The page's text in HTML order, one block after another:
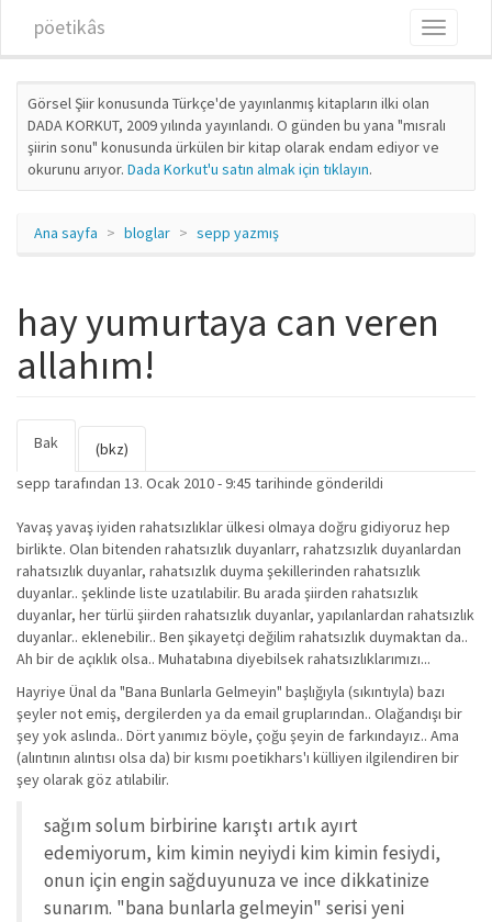
pöetikâs
Toggle
Görsel Şiir konusunda Türkçe'de yayınlanmış kitapların ilki olan
DADA KORKUT, 2009 yılında yayınlandı. O günden bu yana "mısralı
şiirin sonu" konusunda ürkülen bir kitap olarak endam ediyor ve
okurunu arıyor. Dada Korkut'u satın almak için tıklayın.
Ana sayfa bloglar sepp yazmış
hay yumurtaya can veren
allahım!
Birincil sekmeler
Bak
sekme)
(bkz)
sepp tarafından 13. Ocak 2010 - 9:45 tarihinde gönderildi
Yavaş yavaş iyiden rahatsızlıklar ülkesi olmaya doğru gidiyoruz hep
birlikte. Olan bitenden rahatsızlık duyanlarr, rahatzsızlık duyanlardan
rahatsızlık duyanlar, rahatsızlık duyma şekillerinden rahatsızlık
duyanlar.. şeklinde liste uzatılabilir. Bu arada şiirden rahatsızlık
duyanlar, her türlü şiirden rahatsızlık duyanlar, yapılanlardan rahatsızlık
duyanlar.. eklenebilir.. Ben şikayetçi değilim rahatsızlık duymaktan da..
Ah bir de açıklık olsa.. Muhatabına diyebilsek rahatsızlıklarımızı...
Hayriye Ünal da "Bana Bunlarla Gelmeyin" başlığıyla (sıkıntıyla) bazı
şeyler not emiş, dergilerden ya da email gruplarından.. Olağandışı bir
şey yok aslında.. Dört yanımız böyle, çoğu şeyin de farkındayız.. Ama
(alıntının alıntısı olsa da) bir kısmı poetikhars'ı külliyen ilgilendiren bir
şey olarak göz atılabilir.
sağım solum birbirine karıştı artık ayırt
edemiyorum, kim kimin neyiydi kim kimin fesiydi,
onun için engin sağduyunuza ve ince dikkatinize
sunarım. "bana bunlarla gelmeyin" serisi yeni